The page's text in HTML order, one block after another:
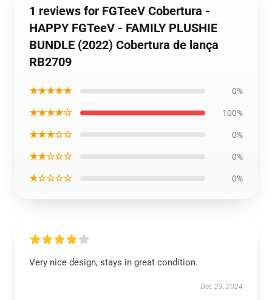
1 reviews for FGTeeV Cobertura -
HAPPY FGTeeV - FAMILY PLUSHIE
BUNDLE (2022) Cobertura de lança
RB2709
★★★★★ 0%
★★★★☆ 100%
★★★☆☆ 0%
★★☆☆☆ 0%
★☆☆☆☆ 0%
Very nice design, stays in great condition.
Dec 23, 2024